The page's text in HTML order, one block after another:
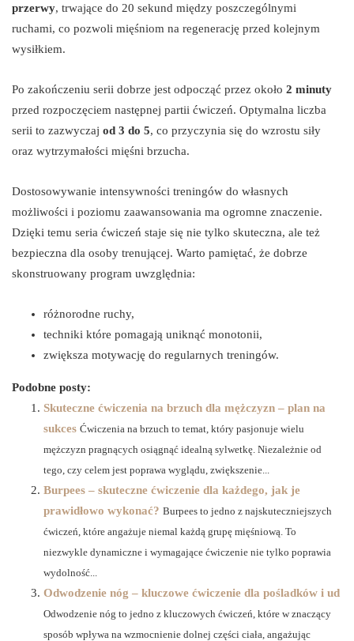
przerwy, trwające do 20 sekund między poszczególnymi
ruchami, co pozwoli mięśniom na regenerację przed kolejnym
wysiłkiem.
Po zakończeniu serii dobrze jest odpocząć przez około 2 minuty
przed rozpoczęciem następnej partii ćwiczeń. Optymalna liczba
serii to zazwyczaj od 3 do 5, co przyczynia się do wzrostu siły
oraz wytrzymałości mięśni brzucha.
Dostosowywanie intensywności treningów do własnych
możliwości i poziomu zaawansowania ma ogromne znaczenie.
Dzięki temu seria ćwiczeń staje się nie tylko skuteczna, ale też
bezpieczna dla osoby trenującej. Warto pamiętać, że dobrze
skonstruowany program uwzględnia:
różnorodne ruchy,
techniki które pomagają uniknąć monotonii,
zwiększa motywację do regularnych treningów.
Podobne posty:
Skuteczne ćwiczenia na brzuch dla mężczyzn – plan na
sukces Ćwiczenia na brzuch to temat, który pasjonuje wielu
mężczyzn pragnących osiągnąć idealną sylwetkę. Niezależnie od
tego, czy celem jest poprawa wyglądu, zwiększenie...
Burpees – skuteczne ćwiczenie dla każdego, jak je
prawidłowo wykonać? Burpees to jedno z najskuteczniejszych
ćwiczeń, które angażuje niemal każdą grupę mięśniową. To
niezwykle dynamiczne i wymagające ćwiczenie nie tylko poprawia
wydolność...
Odwodzenie nóg – kluczowe ćwiczenie dla pośladków i ud
Odwodzenie nóg to jedno z kluczowych ćwiczeń, które w znaczący
sposób wpływa na wzmocnienie dolnej części ciała, angażując